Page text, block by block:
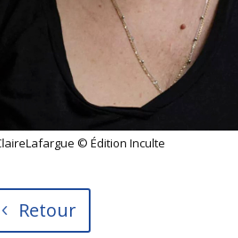
© Édition Inculte
Retour